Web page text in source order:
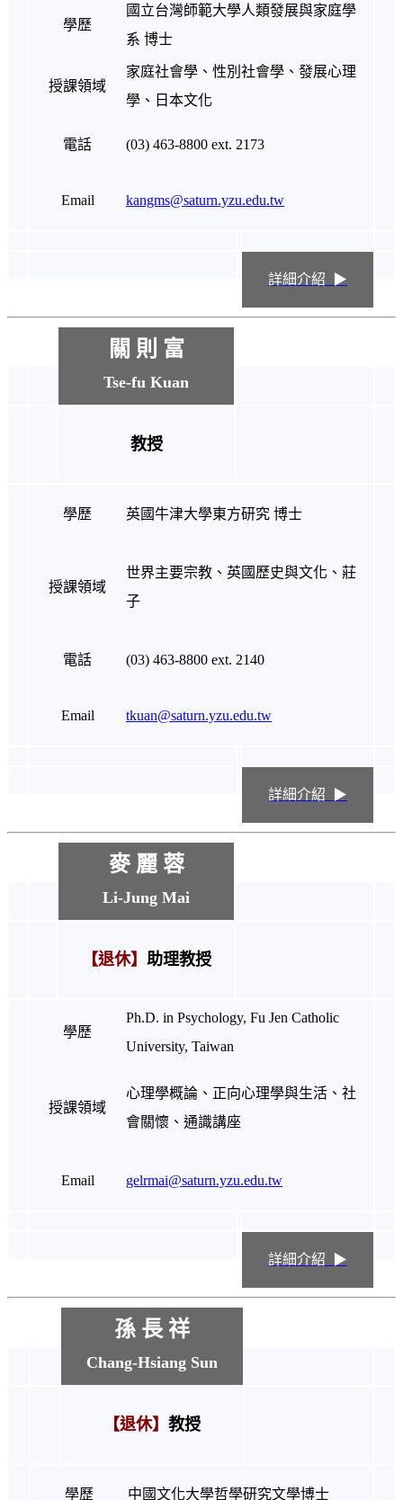
學歷
國立台灣師範大學人類發展與家庭學
系 博士
授課領域
家庭社會學、性別社會學、發展心理
學、日本文化
電話 (03) 463-8800 ext. 2173
Email kangms@saturn.yzu.edu.tw
詳細介紹 ▶
關 則 富
Tse-fu Kuan
教授
學歷 英國牛津大學東方研究 博士
授課領域
世界主要宗教、英國歷史與文化、莊
子
電話 (03) 463-8800 ext. 2140
Email tkuan@saturn.yzu.edu.tw
詳細介紹 ▶
麥 麗 蓉
Li-Jung Mai
【退休】 助理教授
學歷
Ph.D. in Psychology, Fu Jen Catholic
University, Taiwan
授課領域
心理學概論、正向心理學與生活、社
會關懷、通識講座
Email gelrmai@saturn.yzu.edu.tw
詳細介紹 ▶
孫 長 祥
Chang-Hsiang Sun
【退休】 教授
學歷 中國文化大學哲學研究文學博士